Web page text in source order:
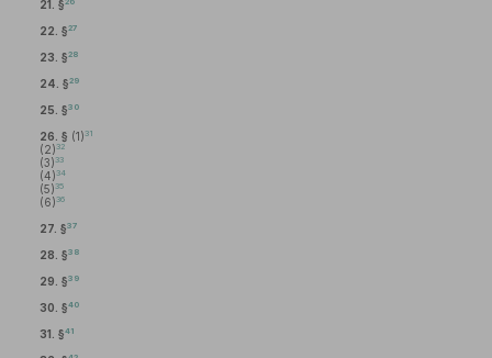
21. §
22. §27
23. §28
24. §29
25. §30
26. § (1) 31
(2) 32
(3) 33
(4) 34
(5) 35
(6) 36
27. §37
28. §38
29. §39
30. §40
31. §41